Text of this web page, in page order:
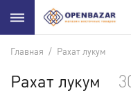
Главная / Рахат лукум
Рахат лукум